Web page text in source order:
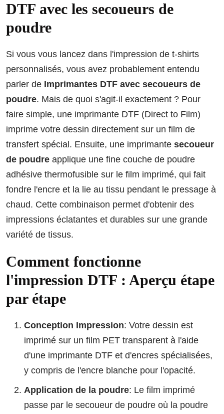
DTF avec les secoueurs de
poudre
Si vous vous lancez dans l'impression de t-shirts
personnalisés, vous avez probablement entendu
parler de Imprimantes DTF avec secoueurs de
poudre. Mais de quoi s'agit-il exactement ? Pour
faire simple, une imprimante DTF (Direct to Film)
imprime votre dessin directement sur un film de
transfert spécial. Ensuite, une imprimante secoueur
de poudre applique une fine couche de poudre
adhésive thermofusible sur le film imprimé, qui fait
fondre l'encre et la lie au tissu pendant le pressage à
chaud. Cette combinaison permet d'obtenir des
impressions éclatantes et durables sur une grande
variété de tissus.
Comment fonctionne
l'impression DTF : Aperçu étape
par étape
Conception Impression: Votre dessin est
imprimé sur un film PET transparent à l'aide
d'une imprimante DTF et d'encres spécialisées,
y compris de l'encre blanche pour l'opacité.
Application de la poudre: Le film imprimé
passe par le secoueur de poudre où la poudre